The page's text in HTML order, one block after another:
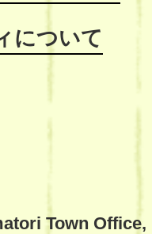
について
Town Office,